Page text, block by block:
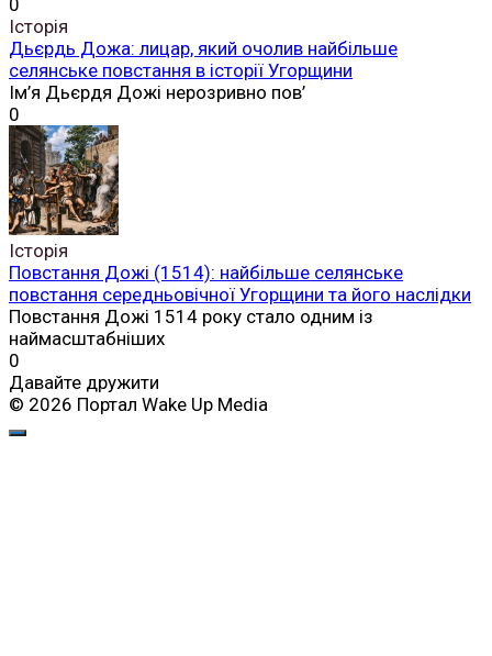
Історія
Дьєрдь Дожа: лицар, який очолив найбільше
селянське повстання в історії Угорщини
Ім’я Дьєрдя Дожі нерозривно пов’
0
Історія
Повстання Дожі (1514): найбільше селянське
повстання середньовічної Угорщини та його наслідки
Повстання Дожі 1514 року стало одним із
наймасштабніших
0
Давайте дружити
© 2026 Портал Wake Up Media